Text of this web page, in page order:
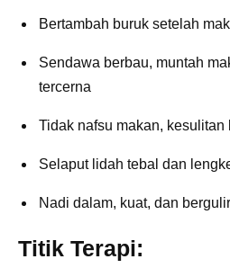
Bertambah buruk setelah
Sendawa berbau, muntah
tercerna
Tidak nafsu makan, kesulitan
Selaput lidah tebal dan
Nadi dalam, kuat, dan bergulir
Titik Terapi: